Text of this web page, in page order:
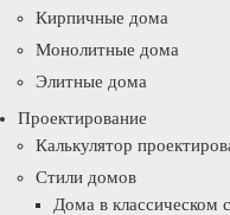
Кирпичные дома
Монолитные дома
Элитные дома
Проектирование
Калькулятор
Стили домов
Дома в классическом